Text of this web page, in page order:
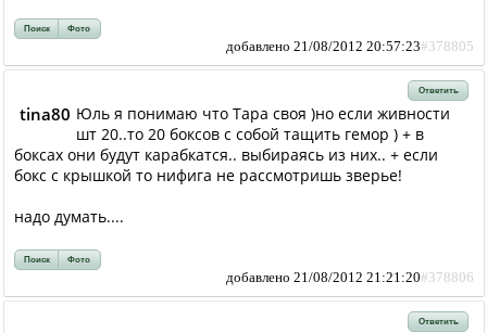
Поиск Фото
добавлено 21/08/2012 20:57:23#378805
Ответить
tina80 Юль я понимаю что Тара своя )но если живности
шт 20..то 20 боксов с собой тащить гемор ) + в
боксах они будут карабкатся.. выбираясь из них.. + если
бокс с крышкой то нифига не рассмотришь зверье!
надо думать....
Поиск Фото
добавлено 21/08/2012 21:21:20#378806
Ответить